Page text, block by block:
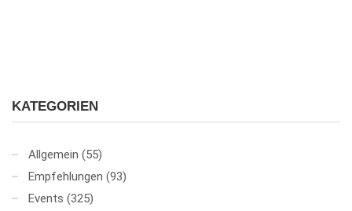
KATEGORIEN
Allgemein (55)
Empfehlungen (93)
Events (325)